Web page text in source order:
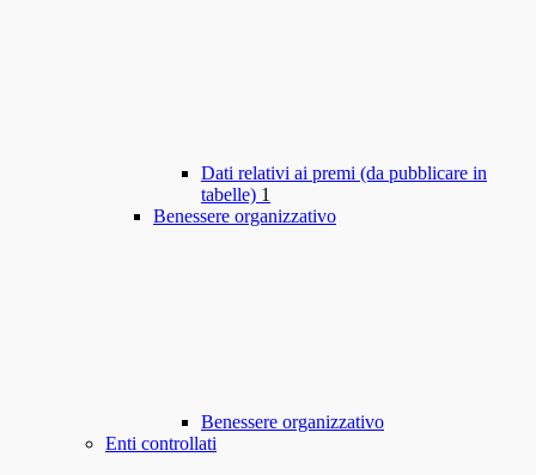
Dati relativi ai premi (da pubblicare in
tabelle) 1
Benessere organizzativo
Benessere organizzativo
Enti controllati